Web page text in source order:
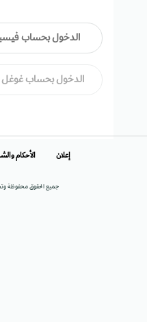
الدخول بحساب
الدخول بحساب غوغل
جميع الحقوق محفوظة
إعلان الأحكام